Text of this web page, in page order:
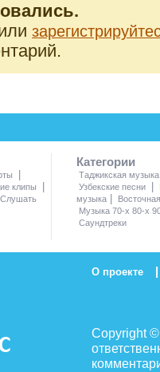
клипы
Слушать
Категории
Таджикская музыка
Узбекские песни
музыка
Музыка 70-х 80-х
Саундтреки
О проекте |
Copyright